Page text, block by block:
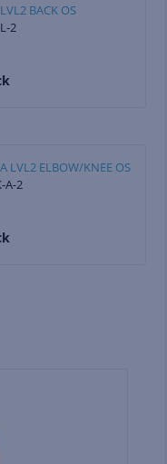
BACK OS
2
LVL2 ELBOW/KNEE OS
A-2